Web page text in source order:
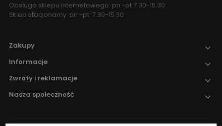
Obsługa sklepu internetowego: pn.-pt 7.30-15.30
Sklep stacjonarny: pn.-pt. 7.30-15.30
Zakupy
Informacje
Zwroty i reklamacje
Nasza społeczność